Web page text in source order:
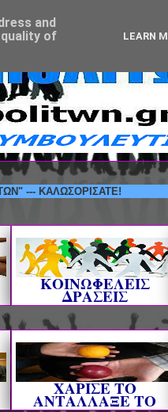
ΚΟΙΝΩΦΕΛΕΙΣ
ΔΡΑΣΕΙΣ
ΧΑΡΙΣΕ ΤΟ
ΑΝΤΑΛΛΑΞΕ ΤΟ
and
of
LEARN